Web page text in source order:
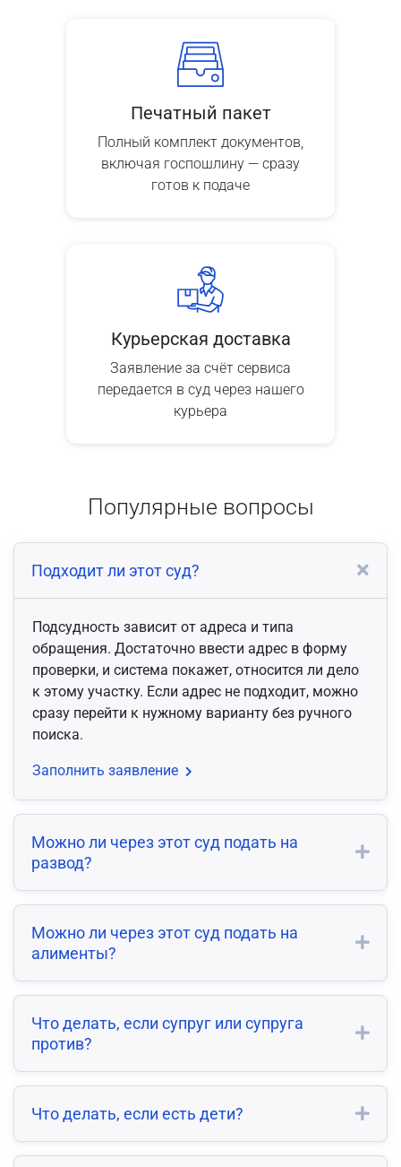
Печатный пакет
Полный комплект документов,
включая госпошлину — сразу
готов к подаче
Курьерская доставка
Заявление за счёт сервиса
передается в суд через нашего
курьера
Популярные вопросы
Подходит ли этот суд?
Подсудность зависит от адреса и типа
обращения. Достаточно ввести адрес в форму
проверки, и система покажет, относится ли дело
к этому участку. Если адрес не подходит, можно
сразу перейти к нужному варианту без ручного
поиска.
Заполнить заявление
Можно ли через этот суд подать на
развод?
Можно ли через этот суд подать на
алименты?
Что делать, если супруг или супруга
против?
Что делать, если есть дети?